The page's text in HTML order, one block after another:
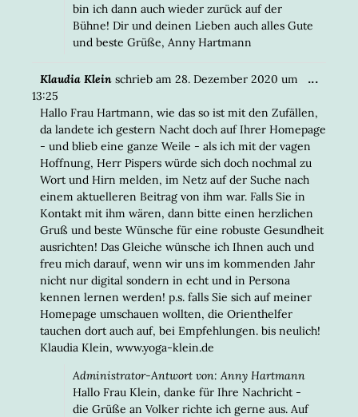
bin ich dann auch wieder zurück auf der
Bühne! Dir und deinen Lieben auch alles Gute
und beste Grüße, Anny Hartmann
Klaudia Klein schrieb am 28. Dezember 2020 um
13:25
Hallo Frau Hartmann, wie das so ist mit den Zufällen,
da landete ich gestern Nacht doch auf Ihrer Homepage
- und blieb eine ganze Weile - als ich mit der vagen
Hoffnung, Herr Pispers würde sich doch nochmal zu
Wort und Hirn melden, im Netz auf der Suche nach
einem aktuelleren Beitrag von ihm war. Falls Sie in
Kontakt mit ihm wären, dann bitte einen herzlichen
Gruß und beste Wünsche für eine robuste Gesundheit
ausrichten! Das Gleiche wünsche ich Ihnen auch und
freu mich darauf, wenn wir uns im kommenden Jahr
nicht nur digital sondern in echt und in Persona
kennen lernen werden! p.s. falls Sie sich auf meiner
Homepage umschauen wollten, die Orienthelfer
tauchen dort auch auf, bei Empfehlungen. bis neulich!
Klaudia Klein, www.yoga-klein.de
Administrator-Antwort von: Anny Hartmann
Hallo Frau Klein, danke für Ihre Nachricht -
die Grüße an Volker richte ich gerne aus. Auf
...DIESE